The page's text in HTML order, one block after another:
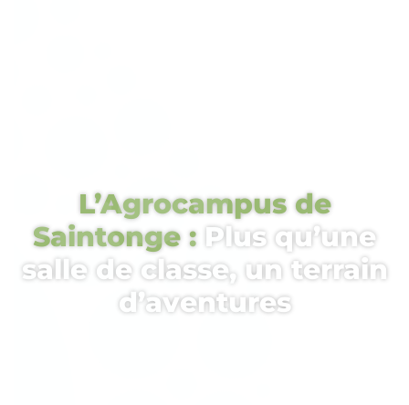
L’Agrocampus de
Saintonge : Plus qu’une
salle de classe, un terrain
d’aventures